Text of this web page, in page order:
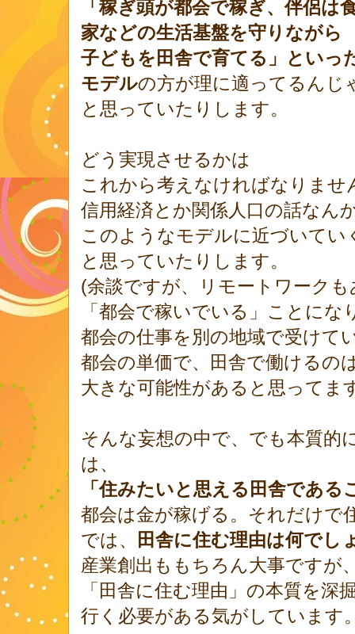
「稼ぎ頭が都会で稼ぎ、伴侶は
家などの生活基盤を守りながら
子どもを田舎で育てる」といっ
モデルの方が理に適ってるんじ
と思っていたりします。
どう実現させるかは
これから考えなければなりませ
信用経済とか関係人口の話なん
このようなモデルに近づいてい
と思っていたりします。
(余談ですが、リモートワークも
「都会で稼いでいる」ことにな
都会の仕事を別の地域で受けて
都会の単価で、田舎で働けるの
大きな可能性があると思ってま
そんな妄想の中で、でも本質的
は、
「住みたいと思える田舎である
都会は金が稼げる。それだけで
では、
田舎に住む理由は何でし
産業創出ももちろん大事ですが
「田舎に住む理由」の本質を深
行く必要がある気がしています